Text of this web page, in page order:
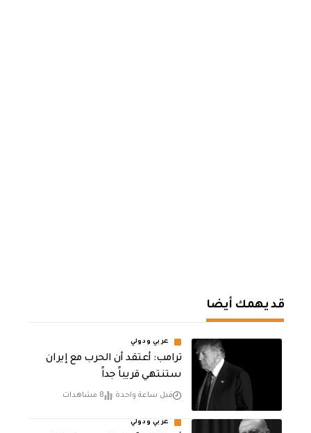
قد يهمك أيضا
عربي ودولي
‏ترامب: أعتقد أن الحرب مع إيران
ستنتهي قريباً جداً
قبل ساعة واحدة 8 مشاهدات
عربي ودولي